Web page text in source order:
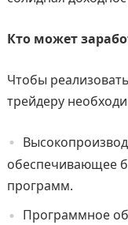
Кто может
Чтобы
трейдеру
обеспечивающее
программ.
Программное